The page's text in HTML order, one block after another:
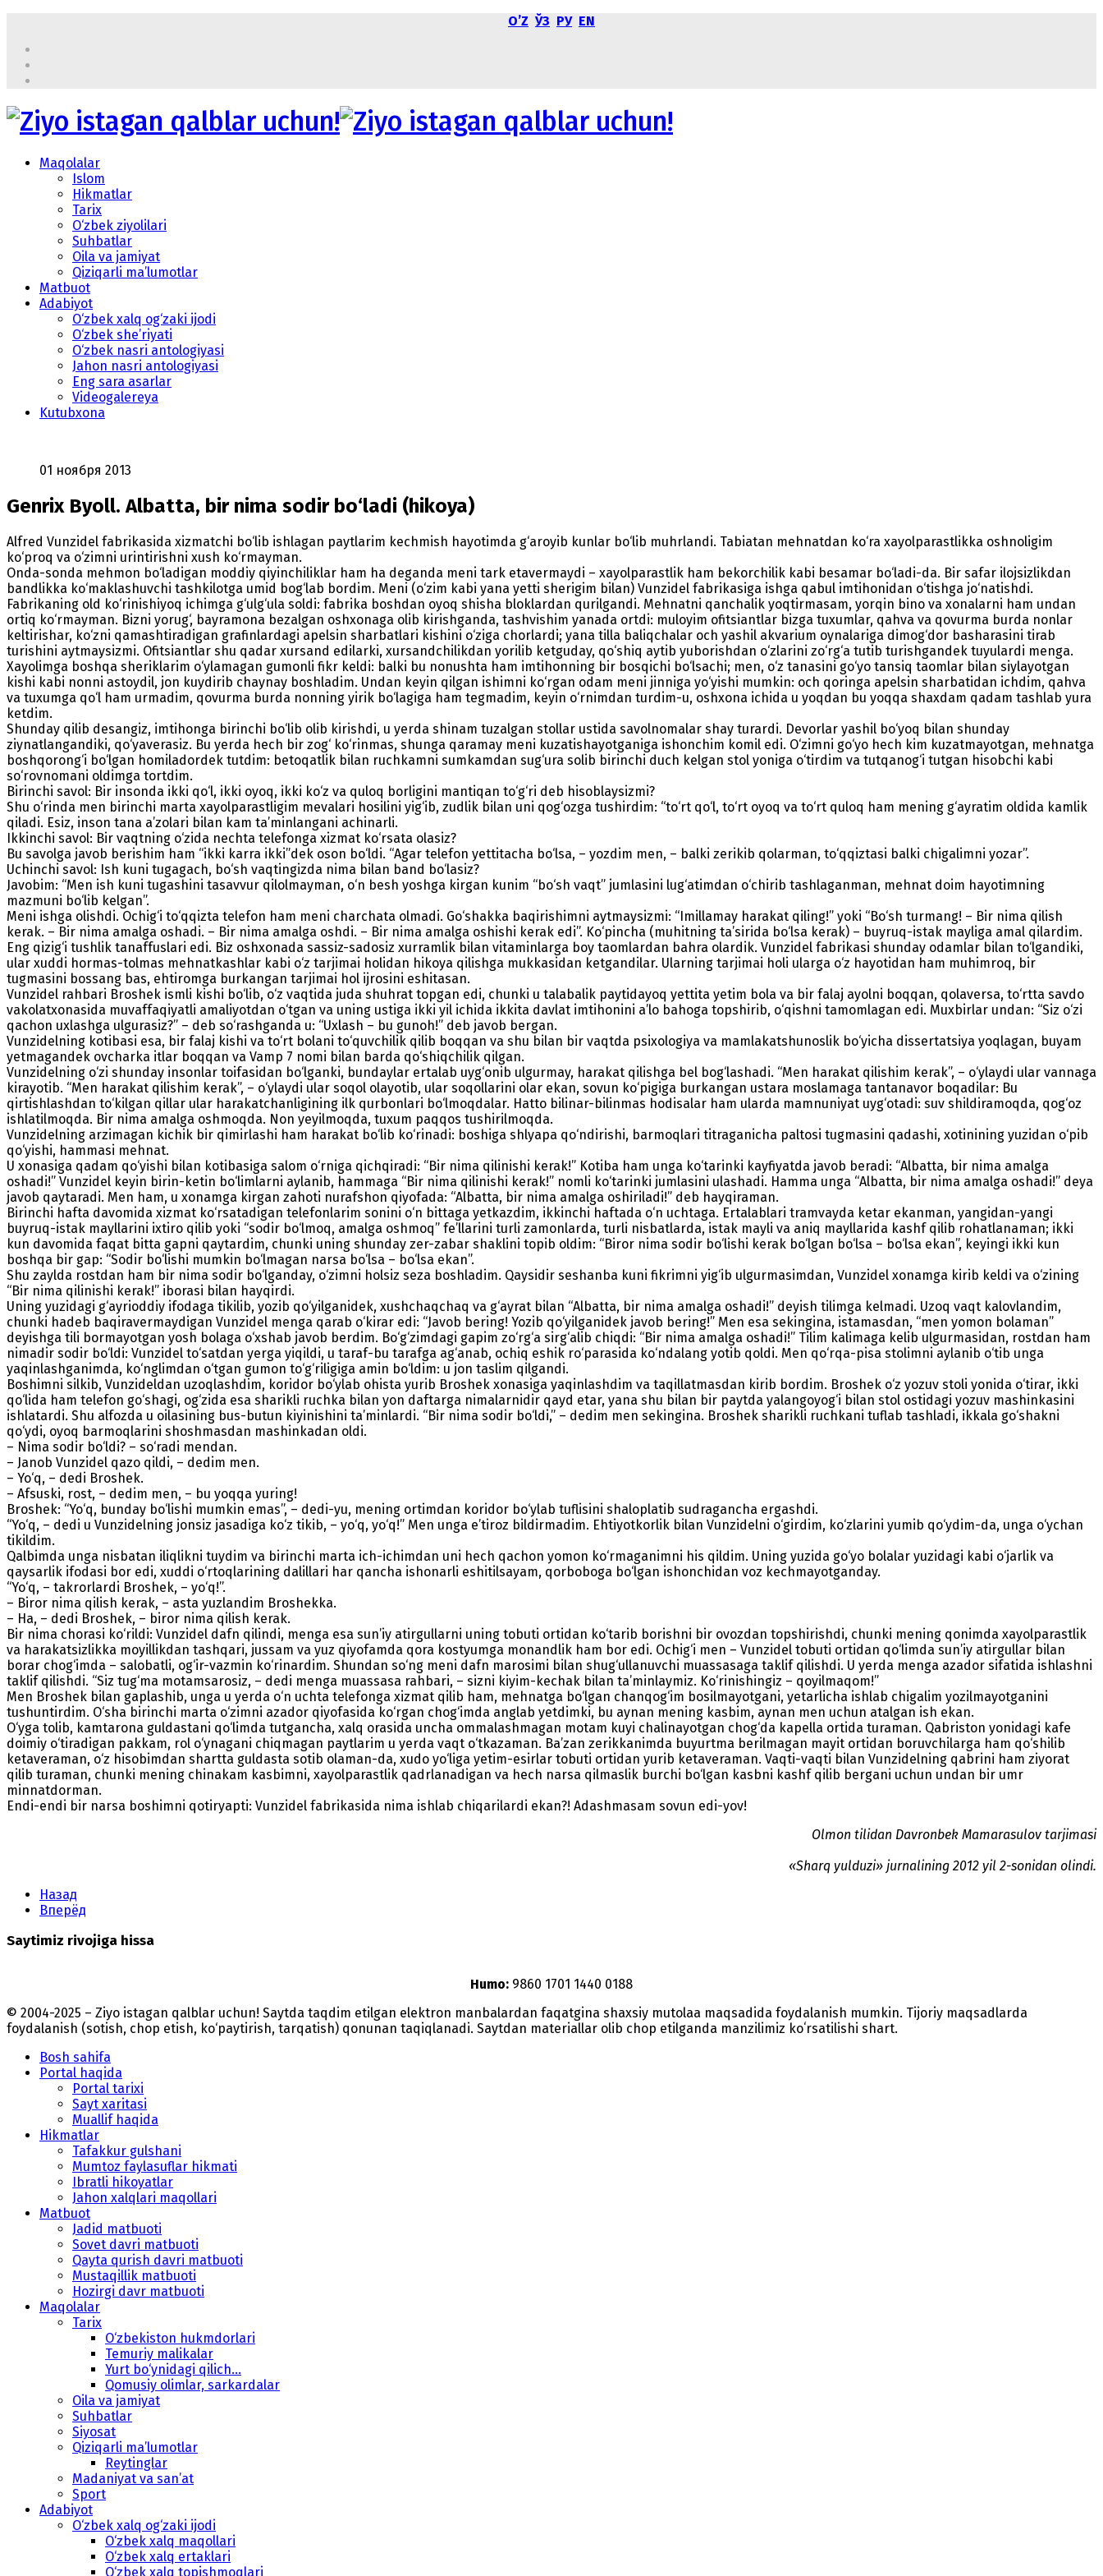
OʼZ ЎЗ РУ EN
Maqolalar
Islom
Hikmatlar
Tarix
O‘zbek ziyolilari
Suhbatlar
Oila va jamiyat
Qiziqarli ma’lumotlar
Matbuot
Adabiyot
O‘zbek xalq og‘zaki ijodi
O‘zbek she’riyati
O‘zbek nasri antologiyasi
Jahon nasri antologiyasi
Eng sara asarlar
Videogalereya
Kutubxona
01 ноября 2013
Genrix Byoll. Albatta, bir nima sodir bo‘ladi (hikoya)
Alfred Vunzidel fabrikasida xizmatchi bo‘lib ishlagan paytlarim kechmish hayotimda g‘aroyib kunlar bo‘lib muhrlandi. Tabiatan mehnatdan ko‘ra xayolparastlikka oshnoligim
ko‘proq va o‘zimni urintirishni xush ko‘rmayman.
Onda-sonda mehmon bo‘ladigan moddiy qiyinchiliklar ham ha deganda meni tark etavermaydi – xayolparastlik ham bekorchilik kabi besamar bo‘ladi-da. Bir safar ilojsizlikdan
bandlikka ko‘maklashuvchi tashkilotga umid bog‘lab bordim. Meni (o‘zim kabi yana yetti sherigim bilan) Vunzidel fabrikasiga ishga qabul imtihonidan o‘tishga jo‘natishdi.
Fabrikaning old ko‘rinishiyoq ichimga g‘ulg‘ula soldi: fabrika boshdan oyoq shisha bloklardan qurilgandi. Mehnatni qanchalik yoqtirmasam, yorqin bino va xonalarni ham undan
ortiq ko‘rmayman. Bizni yorug‘, bayramona bezalgan oshxonaga olib kirishganda, tashvishim yanada ortdi: muloyim ofitsiantlar bizga tuxumlar, qahva va qovurma burda nonlar
keltirishar, ko‘zni qamashtiradigan grafinlardagi apelsin sharbatlari kishini o‘ziga chorlardi; yana tilla baliqchalar och yashil akvarium oynalariga dimog‘dor basharasini tirab
turishini aytmaysizmi. Ofitsiantlar shu qadar xursand edilarki, xursandchilikdan yorilib ketguday, qo‘shiq aytib yuborishdan o‘zlarini zo‘rg‘a tutib turishgandek tuyulardi menga.
Xayolimga boshqa sheriklarim o‘ylamagan gumonli fikr keldi: balki bu nonushta ham imtihonning bir bosqichi bo‘lsachi; men, o‘z tanasini go‘yo tansiq taomlar bilan siylayotgan
kishi kabi nonni astoydil, jon kuydirib chaynay boshladim. Undan keyin qilgan ishimni ko‘rgan odam meni jinniga yo‘yishi mumkin: och qoringa apelsin sharbatidan ichdim, qahva
va tuxumga qo‘l ham urmadim, qovurma burda nonning yirik bo‘lagiga ham tegmadim, keyin o‘rnimdan turdim-u, oshxona ichida u yoqdan bu yoqqa shaxdam qadam tashlab yura
ketdim.
Shunday qilib desangiz, imtihonga birinchi bo‘lib olib kirishdi, u yerda shinam tuzalgan stollar ustida savolnomalar shay turardi. Devorlar yashil bo‘yoq bilan shunday
ziynatlangandiki, qo‘yaverasiz. Bu yerda hech bir zog‘ ko‘rinmas, shunga qaramay meni kuzatishayotganiga ishonchim komil edi. O‘zimni go‘yo hech kim kuzatmayotgan, mehnatga
boshqorong‘i bo‘lgan homiladordek tutdim: betoqatlik bilan ruchkamni sumkamdan sug‘ura solib birinchi duch kelgan stol yoniga o‘tirdim va tutqanog‘i tutgan hisobchi kabi
so‘rovnomani oldimga tortdim.
Birinchi savol: Bir insonda ikki qo‘l, ikki oyoq, ikki ko‘z va quloq borligini mantiqan to‘g‘ri deb hisoblaysizmi?
Shu o‘rinda men birinchi marta xayolparastligim mevalari hosilini yig‘ib, zudlik bilan uni qog‘ozga tushirdim: “to‘rt qo‘l, to‘rt oyoq va to‘rt quloq ham mening g‘ayratim oldida kamlik
qiladi. Esiz, inson tana a’zolari bilan kam ta’minlangani achinarli.
Ikkinchi savol: Bir vaqtning o‘zida nechta telefonga xizmat ko‘rsata olasiz?
Bu savolga javob berishim ham “ikki karra ikki”dek oson bo‘ldi. “Agar telefon yettitacha bo‘lsa, – yozdim men, – balki zerikib qolarman, to‘qqiztasi balki chigalimni yozar”.
Uchinchi savol: Ish kuni tugagach, bo‘sh vaqtingizda nima bilan band bo‘lasiz?
Javobim: “Men ish kuni tugashini tasavvur qilolmayman, o‘n besh yoshga kirgan kunim “bo‘sh vaqt” jumlasini lug‘atimdan o‘chirib tashlaganman, mehnat doim hayotimning
mazmuni bo‘lib kelgan”.
Meni ishga olishdi. Ochig‘i to‘qqizta telefon ham meni charchata olmadi. Go‘shakka baqirishimni aytmaysizmi: “Imillamay harakat qiling!” yoki “Bo‘sh turmang! – Bir nima qilish
kerak. – Bir nima amalga oshadi. – Bir nima amalga oshdi. – Bir nima amalga oshishi kerak edi”. Ko‘pincha (muhitning ta’sirida bo‘lsa kerak) – buyruq-istak mayliga amal qilardim.
Eng qizig‘i tushlik tanaffuslari edi. Biz oshxonada sassiz-sadosiz xurramlik bilan vitaminlarga boy taomlardan bahra olardik. Vunzidel fabrikasi shunday odamlar bilan to‘lgandiki,
ular xuddi hormas-tolmas mehnatkashlar kabi o‘z tarjimai holidan hikoya qilishga mukkasidan ketgandilar. Ularning tarjimai holi ularga o‘z hayotidan ham muhimroq, bir
tugmasini bossang bas, ehtiromga burkangan tarjimai hol ijrosini eshitasan.
Vunzidel rahbari Broshek ismli kishi bo‘lib, o‘z vaqtida juda shuhrat topgan edi, chunki u talabalik paytidayoq yettita yetim bola va bir falaj ayolni boqqan, qolaversa, to‘rtta savdo
vakolatxonasida muvaffaqiyatli amaliyotdan o‘tgan va uning ustiga ikki yil ichida ikkita davlat imtihonini a’lo bahoga topshirib, o‘qishni tamomlagan edi. Muxbirlar undan: “Siz o‘zi
qachon uxlashga ulgurasiz?” – deb so‘rashganda u: “Uxlash – bu gunoh!” deb javob bergan.
Vunzidelning kotibasi esa, bir falaj kishi va to‘rt bolani to‘quvchilik qilib boqqan va shu bilan bir vaqtda psixologiya va mamlakatshunoslik bo‘yicha dissertatsiya yoqlagan, buyam
yetmagandek ovcharka itlar boqqan va Vamp 7 nomi bilan barda qo‘shiqchilik qilgan.
Vunzidelning o‘zi shunday insonlar toifasidan bo‘lganki, bundaylar ertalab uyg‘onib ulgurmay, harakat qilishga bel bog‘lashadi. “Men harakat qilishim kerak”, – o‘ylaydi ular vannaga
kirayotib. “Men harakat qilishim kerak”, – o‘ylaydi ular soqol olayotib, ular soqollarini olar ekan, sovun ko‘pigiga burkangan ustara moslamaga tantanavor boqadilar: Bu
qirtishlashdan to‘kilgan qillar ular harakatchanligining ilk qurbonlari bo‘lmoqdalar. Hatto bilinar-bilinmas hodisalar ham ularda mamnuniyat uyg‘otadi: suv shildiramoqda, qog‘oz
ishlatilmoqda. Bir nima amalga oshmoqda. Non yeyilmoqda, tuxum paqqos tushirilmoqda.
Vunzidelning arzimagan kichik bir qimirlashi ham harakat bo‘lib ko‘rinadi: boshiga shlyapa qo‘ndirishi, barmoqlari titraganicha paltosi tugmasini qadashi, xotinining yuzidan o‘pib
qo‘yishi, hammasi mehnat.
U xonasiga qadam qo‘yishi bilan kotibasiga salom o‘rniga qichqiradi: “Bir nima qilinishi kerak!” Kotiba ham unga ko‘tarinki kayfiyatda javob beradi: “Albatta, bir nima amalga
oshadi!” Vunzidel keyin birin-ketin bo‘limlarni aylanib, hammaga “Bir nima qilinishi kerak!” nomli ko‘tarinki jumlasini ulashadi. Hamma unga “Albatta, bir nima amalga oshadi!” deya
javob qaytaradi. Men ham, u xonamga kirgan zahoti nurafshon qiyofada: “Albatta, bir nima amalga oshiriladi!” deb hayqiraman.
Birinchi hafta davomida xizmat ko‘rsatadigan telefonlarim sonini o‘n bittaga yetkazdim, ikkinchi haftada o‘n uchtaga. Ertalablari tramvayda ketar ekanman, yangidan-yangi
buyruq-istak mayllarini ixtiro qilib yoki “sodir bo‘lmoq, amalga oshmoq” fe’llarini turli zamonlarda, turli nisbatlarda, istak mayli va aniq mayllarida kashf qilib rohatlanaman; ikki
kun davomida faqat bitta gapni qaytardim, chunki uning shunday zer-zabar shaklini topib oldim: “Biror nima sodir bo‘lishi kerak bo‘lgan bo‘lsa – bo‘lsa ekan”, keyingi ikki kun
boshqa bir gap: “Sodir bo‘lishi mumkin bo‘lmagan narsa bo‘lsa – bo‘lsa ekan”.
Shu zaylda rostdan ham bir nima sodir bo‘lganday, o‘zimni holsiz seza boshladim. Qaysidir seshanba kuni fikrimni yig‘ib ulgurmasimdan, Vunzidel xonamga kirib keldi va o‘zining
“Bir nima qilinishi kerak!” iborasi bilan hayqirdi.
Uning yuzidagi g‘ayrioddiy ifodaga tikilib, yozib qo‘yilganidek, xushchaqchaq va g‘ayrat bilan “Albatta, bir nima amalga oshadi!” deyish tilimga kelmadi. Uzoq vaqt kalovlandim,
chunki hadeb baqiravermaydigan Vunzidel menga qarab o‘kirar edi: “Javob bering! Yozib qo‘yilganidek javob bering!” Men esa sekingina, istamasdan, “men yomon bolaman”
deyishga tili bormayotgan yosh bolaga o‘xshab javob berdim. Bo‘g‘zimdagi gapim zo‘rg‘a sirg‘alib chiqdi: “Bir nima amalga oshadi!” Tilim kalimaga kelib ulgurmasidan, rostdan ham
nimadir sodir bo‘ldi: Vunzidel to‘satdan yerga yiqildi, u taraf-bu tarafga ag‘anab, ochiq eshik ro‘parasida ko‘ndalang yotib qoldi. Men qo‘rqa-pisa stolimni aylanib o‘tib unga
yaqinlashganimda, ko‘nglimdan o‘tgan gumon to‘g‘riligiga amin bo‘ldim: u jon taslim qilgandi.
Boshimni silkib, Vunzideldan uzoqlashdim, koridor bo‘ylab ohista yurib Broshek xonasiga yaqinlashdim va taqillatmasdan kirib bordim. Broshek o‘z yozuv stoli yonida o‘tirar, ikki
qo‘lida ham telefon go‘shagi, og‘zida esa sharikli ruchka bilan yon daftarga nimalarnidir qayd etar, yana shu bilan bir paytda yalangoyog‘i bilan stol ostidagi yozuv mashinkasini
ishlatardi. Shu alfozda u oilasining bus-butun kiyinishini ta’minlardi. “Bir nima sodir bo‘ldi,” – dedim men sekingina. Broshek sharikli ruchkani tuflab tashladi, ikkala go‘shakni
qo‘ydi, oyoq barmoqlarini shoshmasdan mashinkadan oldi.
– Nima sodir bo‘ldi? – so‘radi mendan.
– Janob Vunzidel qazo qildi, – dedim men.
– Yo‘q, – dedi Broshek.
– Afsuski, rost, – dedim men, – bu yoqqa yuring!
Broshek: “Yo‘q, bunday bo‘lishi mumkin emas”, – dedi-yu, mening ortimdan koridor bo‘ylab tuflisini shaloplatib sudragancha ergashdi.
“Yo‘q, – dedi u Vunzidelning jonsiz jasadiga ko‘z tikib, – yo‘q, yo‘q!” Men unga e’tiroz bildirmadim. Ehtiyotkorlik bilan Vunzidelni o‘girdim, ko‘zlarini yumib qo‘ydim-da, unga o‘ychan
tikildim.
Qalbimda unga nisbatan iliqlikni tuydim va birinchi marta ich-ichimdan uni hech qachon yomon ko‘rmaganimni his qildim. Uning yuzida go‘yo bolalar yuzidagi kabi o‘jarlik va
qaysarlik ifodasi bor edi, xuddi o‘rtoqlarining dalillari har qancha ishonarli eshitilsayam, qorboboga bo‘lgan ishonchidan voz kechmayotganday.
“Yo‘q, – takrorlardi Broshek, – yo‘q!”.
– Biror nima qilish kerak, – asta yuzlandim Broshekka.
– Ha, – dedi Broshek, – biror nima qilish kerak.
Bir nima chorasi ko‘rildi: Vunzidel dafn qilindi, menga esa sun’iy atirgullarni uning tobuti ortidan ko‘tarib borishni bir ovozdan topshirishdi, chunki mening qonimda xayolparastlik
va harakatsizlikka moyillikdan tashqari, jussam va yuz qiyofamda qora kostyumga monandlik ham bor edi. Ochig‘i men – Vunzidel tobuti ortidan qo‘limda sun’iy atirgullar bilan
borar chog‘imda – salobatli, og‘ir-vazmin ko‘rinardim. Shundan so‘ng meni dafn marosimi bilan shug‘ullanuvchi muassasaga taklif qilishdi. U yerda menga azador sifatida ishlashni
taklif qilishdi. “Siz tug‘ma motamsarosiz, – dedi menga muassasa rahbari, – sizni kiyim-kechak bilan ta’minlaymiz. Ko‘rinishingiz – qoyilmaqom!”
Men Broshek bilan gaplashib, unga u yerda o‘n uchta telefonga xizmat qilib ham, mehnatga bo‘lgan chanqog‘im bosilmayotgani, yetarlicha ishlab chigalim yozilmayotganini
tushuntirdim. O‘sha birinchi marta o‘zimni azador qiyofasida ko‘rgan chog‘imda ang­lab yetdimki, bu aynan mening kasbim, aynan men uchun atalgan ish ekan.
O‘yga tolib, kamtarona guldastani qo‘limda tutgancha, xalq orasida uncha ommalashmagan motam kuyi chalinayotgan chog‘da kapella ortida turaman. Qabriston yonidagi kafe
doimiy o‘tiradigan pakkam, rol o‘ynagani chiqmagan paytlarim u yerda vaqt o‘tkazaman. Ba’zan zerikkanimda buyurtma berilmagan mayit ortidan boruvchilarga ham qo‘shilib
ketaveraman, o‘z hisobimdan shartta guldasta sotib olaman-da, xudo yo‘liga yetim-esirlar tobuti ortidan yurib ketaveraman. Vaqti-vaqti bilan Vunzidelning qabrini ham ziyorat
qilib turaman, chunki mening chinakam kasbimni, xayolparastlik qadrlanadigan va hech narsa qilmaslik burchi bo‘lgan kasbni kashf qilib bergani uchun undan bir umr
minnatdorman.
Endi-endi bir narsa boshimni qotiryapti: Vunzidel fabrikasida nima ishlab chiqarilardi ekan?! Adashmasam sovun edi-yov!
Olmon tilidan Davronbek Mamarasulov tarjimasi
«Sharq yulduzi» jurnalining 2012 yil 2-sonidan olindi.
Назад
Вперёд
Saytimiz rivojiga hissa
Humo: 9860 1701 1440 0188
© 2004-2025 – Ziyo istagan qalblar uchun! Saytda taqdim etilgan elektron manbalardan faqatgina shaxsiy mutolaa maqsadida foydalanish mumkin. Tijoriy maqsadlarda
foydalanish (sotish, chop etish, ko‘paytirish, tarqatish) qonunan taqiqlanadi. Saytdan materiallar olib chop etilganda manzilimiz koʻrsatilishi shart.
Bosh sahifa
Portal haqida
Portal tarixi
Sayt xaritasi
Muallif haqida
Hikmatlar
Tafakkur gulshani
Mumtoz faylasuflar hikmati
Ibratli hikoyatlar
Jahon xalqlari maqollari
Matbuot
Jadid matbuoti
Sovet davri matbuoti
Qayta qurish davri matbuoti
Mustaqillik matbuoti
Hozirgi davr matbuoti
Maqolalar
Tarix
O‘zbekiston hukmdorlari
Temuriy malikalar
Yurt bo‘ynidagi qilich...
Qomusiy olimlar, sarkardalar
Oila va jamiyat
Suhbatlar
Siyosat
Qiziqarli ma’lumotlar
Reytinglar
Madaniyat va san’at
Sport
Adabiyot
O‘zbek xalq og‘zaki ijodi
O‘zbek xalq maqollari
O‘zbek xalq ertaklari
O‘zbek xalq topishmoqlari